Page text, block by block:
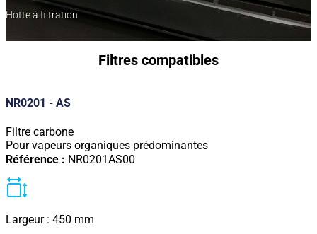
Hotte à filtration
Filtres compatibles
NR0201 - AS
Filtre carbone
Pour vapeurs organiques prédominantes
Référence : NR0201AS00
Largeur : 450 mm